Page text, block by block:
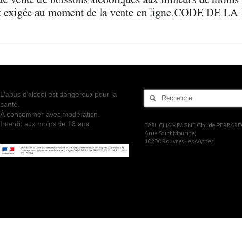
L’abus d’alcool est dangereux pour la
santé.
À consommer avec modération.
Interdit aux moins de 18 ans.
Rechercher
EARL CHAMPAGNE Claude PERRARD
6 rue Saint Maurice,
10200 Rouvres-les-Vignes